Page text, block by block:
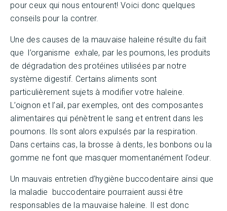
pour ceux qui nous entourent! Voici donc quelques
conseils pour la contrer.
Une des causes de la mauvaise haleine résulte du fait
que l’organisme exhale, par les poumons, les produits
de dégradation des protéines utilisées par notre
système digestif. Certains aliments sont
particulièrement sujets à modifier votre haleine.
L’oignon et l’ail, par exemples, ont des composantes
alimentaires qui pénètrent le sang et entrent dans les
poumons. Ils sont alors expulsés par la respiration.
Dans certains cas, la brosse à dents, les bonbons ou la
gomme ne font que masquer momentanément l’odeur.
Un mauvais entretien d’hygiène buccodentaire ainsi que
la maladie buccodentaire pourraient aussi être
responsables de la mauvaise haleine. Il est donc